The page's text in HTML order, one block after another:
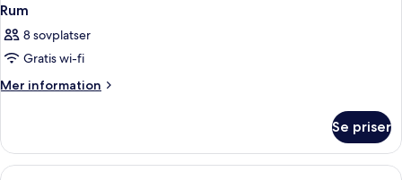
Rum
8 sovplatser
Gratis wi-fi
Mer information
Mer
Se priser